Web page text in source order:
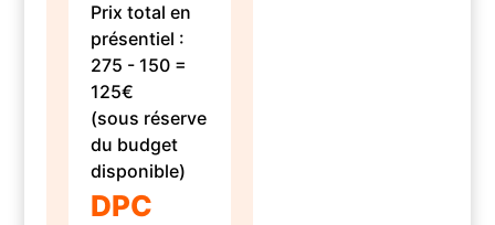
Prix total en
présentiel :
275 - 150 =
125€
(sous réserve
du budget
disponible)
DPC